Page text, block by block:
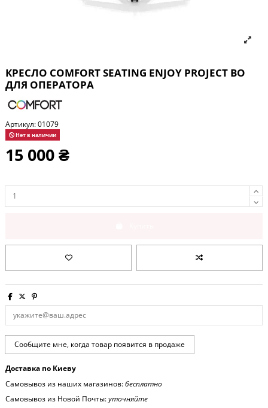
КРЕСЛО COMFORT SEATING ENJOY PROJECT BO
ДЛЯ ОПЕРАТОРА
Артикул:01079
Нет в наличии
15 000 ₴
Доставка по Киеву
Самовывоз из наших магазинов:бесплатно
Самовывоз из Новой Почты:уточняйте